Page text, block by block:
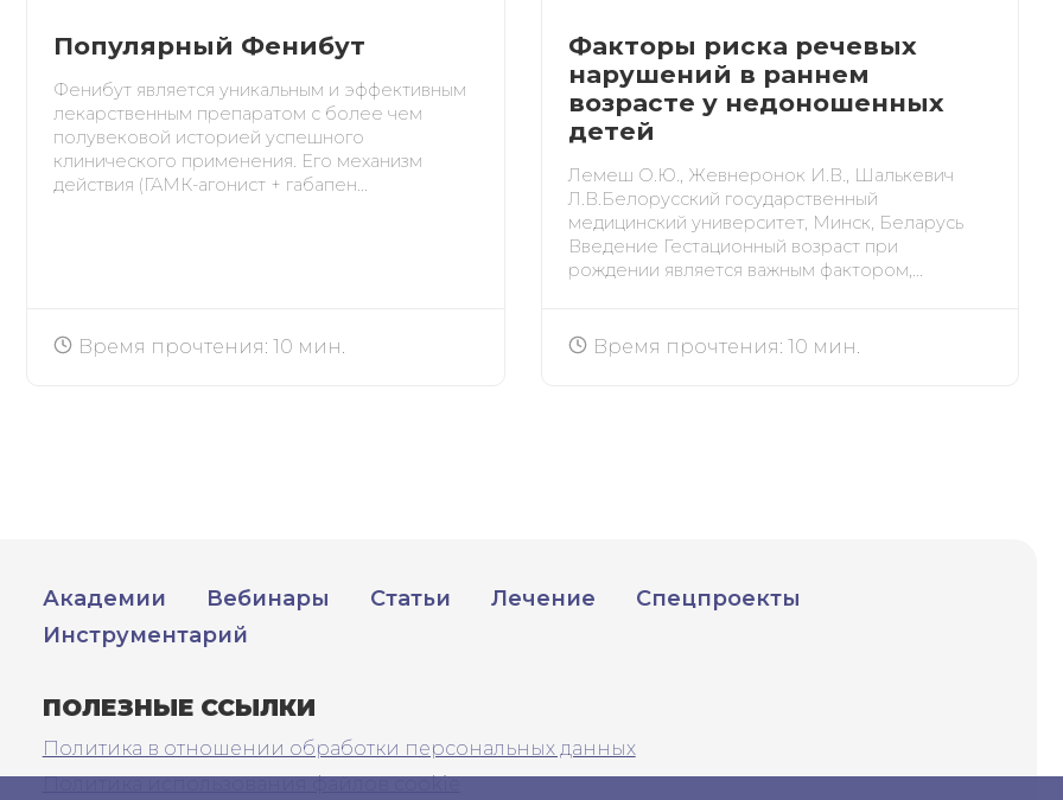
Популярный Фенибут
Фенибут является уникальным и эффективным
лекарственным препаратом с более чем
полувековой историей успешного
клинического применения. Его механизм
действия (ГАМК-агонист + габапен...
Время прочтения: 10 мин.
Факторы риска речевых
нарушений в раннем
возрасте у недоношенных
детей
Лемеш О.Ю., Жевнеронок И.В., Шалькевич
Л.В.Белорусский государственный
медицинский университет, Минск, Беларусь
Введение Гестационный возраст при
рождении является важным фактором,...
Время прочтения: 10 мин.
Академии Вебинары Статьи Лечение
Спецпроекты
Инструментарий
ПОЛЕЗНЫЕ ССЫЛКИ
Политика в отношении обработки персональных данных
Политика использования файлов cookie